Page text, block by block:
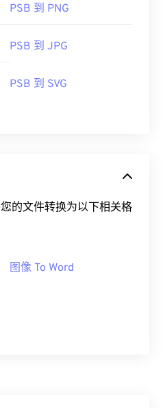
PSB 到 PNG
PSB 到 JPG
PSB 到 SVG
的文件转换为以下相关格
图像 To Word